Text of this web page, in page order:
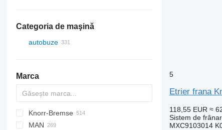
Categoria de maşină
autobuze
Marca
Probus
Futura
SB
Eurorider
Axer
Citelis
Knorr-Bremse
MAN
5
Etrier frana
118,55 EUR ≈
Sistem de
MXC9103014